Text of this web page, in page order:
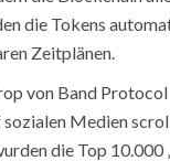
die Tokens
Zeitplänen.
von Band
sozialen Medien
die Top